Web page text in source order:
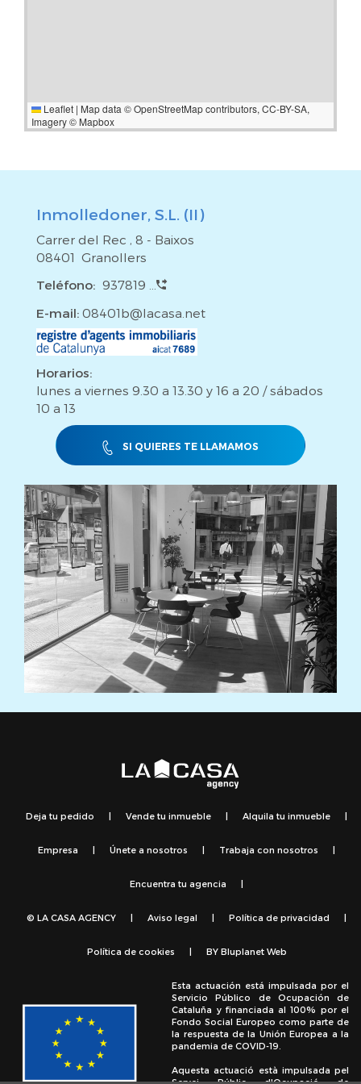
Leaflet | Map data ©OpenStreetMapcontributors, CC-BY-SA,
Imagery © Mapbox
Inmolledoner, S.L. (II)
Carrer del Rec , 8 - Baixos
08401 Granollers
Teléfono: 937819 ...
E-mail: 08401b@lacasa.net
Horarios:
lunes a viernes 9.30 a 13.30 y 16 a 20 / sábados
10 a 13
SI QUIERES TE LLAMAMOS
Deja tu pedido | Vende tu inmueble | Alquila tu inmueble |
Empresa | Únete a nosotros | Trabaja con nosotros |
Encuentra tu agencia |
© LA CASA AGENCY | Aviso legal | Política de privacidad |
Política de cookies | BY Bluplanet Web
Esta actuación está impulsada por el
Servicio Público de Ocupación de
Cataluña y financiada al 100% por el
Fondo Social Europeo como parte de
la respuesta de la Unión Europea a la
pandemia de COVID-19.
Aquesta actuació està impulsada pel
Servei Públic d'Ocupació de